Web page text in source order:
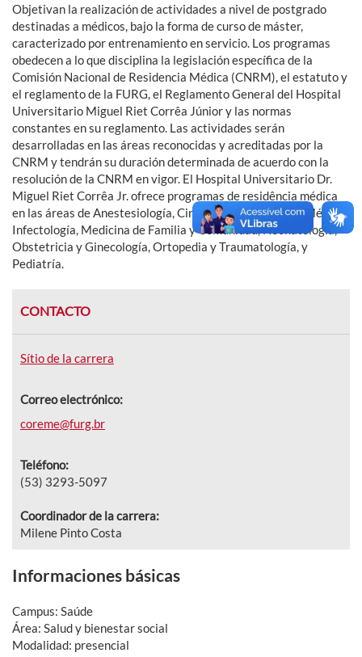
Objetivan la realización de actividades a nivel de postgrado
destinadas a médicos, bajo la forma de curso de máster,
caracterizado por entrenamiento en servicio. Los programas
obedecen a lo que disciplina la legislación específica de la
Comisión Nacional de Residencia Médica (CNRM), el estatuto y
el reglamento de la FURG, el Reglamento General del Hospital
Universitario Miguel Riet Corrêa Júnior y las normas
constantes en su reglamento. Las actividades serán
desarrolladas en las áreas reconocidas y acreditadas por la
CNRM y tendrán su duración determinada de acuerdo con la
resolución de la CNRM en vigor. El Hospital Universitario Dr.
Miguel Riet Corrêa Jr. ofrece programas de residência médica
en las áreas de Anestesiología, Cirugía General, Clínica Médica,
Infectología, Medicina de Familia y Comunidad, Neonatología,
Obstetricia y Ginecología, Ortopedia y Traumatología, y
Pediatría.
CONTACTO
Sítio de la carrera
Correo electrónico:
coreme@furg.br
Teléfono:
(53) 3293-5097
Coordinador de la carrera:
Milene Pinto Costa
Informaciones básicas
Campus: Saúde
Área: Salud y bienestar social
Modalidad: presencial